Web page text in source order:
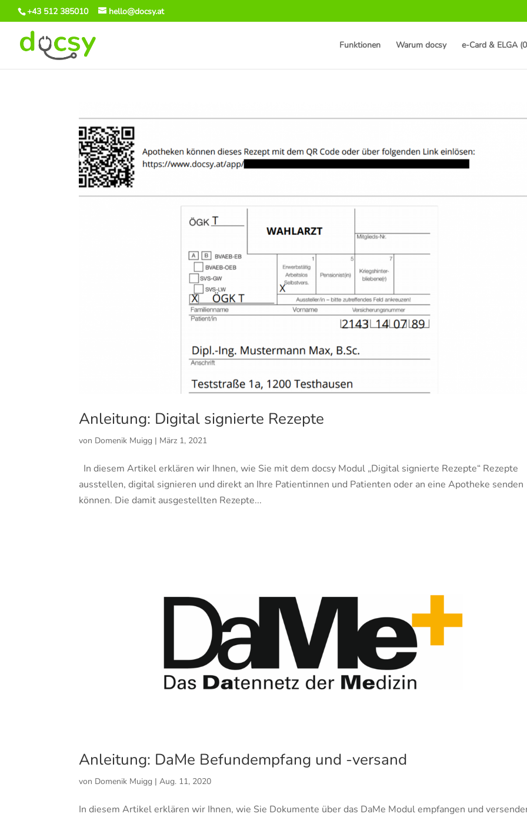
+43 512 385010 hello@docsy.at
Funktionen Warum docsy e-Card & ELGA
Anleitung: Digital signierte Rezepte
von Domenik Muigg | März 1, 2021
In diesem Artikel erklären wir Ihnen, wie Sie mit dem docsy Modul „Digital signierte Rezepte“ Rezepte
ausstellen, digital signieren und direkt an Ihre Patientinnen und Patienten oder an eine Apotheke senden
können. Die damit ausgestellten Rezepte...
Anleitung: DaMe Befundempfang und -versand
von Domenik Muigg |Aug. 11, 2020
In diesem Artikel erklären wir Ihnen, wie Sie Dokumente über das DaMe Modul empfangen und